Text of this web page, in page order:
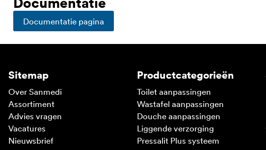
Documentatie pagina
Sitemap
Over Sanmedi
Assortiment
Advies vragen
Vacatures
Nieuwsbrief
Productcategorieën
Toilet aanpassingen
Wastafel aanpassingen
Douche aanpassingen
Liggende verzorging
Pressalit Plus systeem